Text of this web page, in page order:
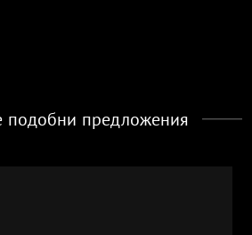
подобни предложения